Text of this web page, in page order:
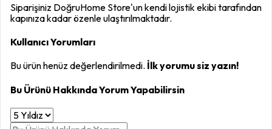
Siparişiniz DoğruHome Store'un kendi lojistik ekibi tarafından
kapınıza kadar özenle ulaştırılmaktadır.
Kullanıcı Yorumları
Bu ürün henüz değerlendirilmedi. İlk yorumu siz yazın!
Bu Ürünü Hakkında Yorum Yapabilirsin